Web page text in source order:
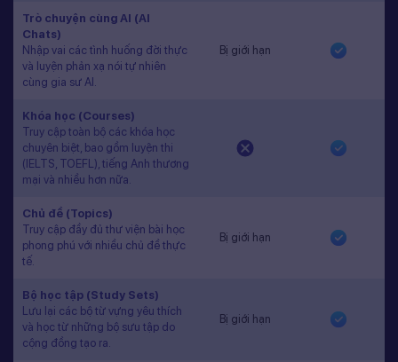
Trò chuyện cùng AI (AI
Chats)
Nhập vai các tình huống đời thực
và luyện phản xạ nói tự nhiên
cùng gia sư AI.
Bị giới hạn
Khóa học (Courses)
Truy cập toàn bộ các khóa học
chuyên biệt, bao gồm luyện thi
(IELTS, TOEFL), tiếng Anh thương
mại và nhiều hơn nữa.
Chủ đề (Topics)
Truy cập đầy đủ thư viện bài học
phong phú với nhiều chủ đề thực
tế.
Bị giới hạn
Bộ học tập (Study Sets)
Lưu lại các bộ từ vựng yêu thích
và học từ những bộ sưu tập do
cộng đồng tạo ra.
Bị giới hạn